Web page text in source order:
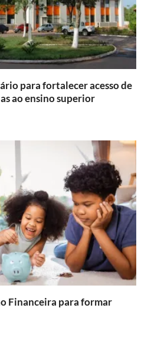
para fortalecer acesso de
ao ensino superior
Financeira para formar